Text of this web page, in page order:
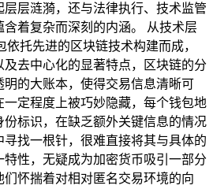
层涟漪，还与法律执行、技术监管
着复杂而深刻的内涵。 从技术层
依托先进的区块链技术构建而成，
去中心化的显著特点，区块链的分
的大账本，使得交易信息清晰可
定程度上被巧妙隐藏，每个钱包地
标识，在缺乏额外关键信息的情况
找一根针，很难直接将其与具体的
性，无疑成为加密货币吸引一部分
怀揣着对相对匿名交易环境的向